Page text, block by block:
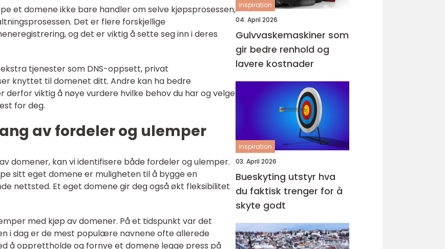
et domene ikke bare handler om selve kjøpsprosessen,
Det er flere forskjellige
og det er viktig å sette seg inn i deres
tjenester som DNS-oppsett, privat
knyttet til domenet ditt. Andre kan ha bedre
viktig å nøye vurdere hvilke behov du har og velge
for deg.
av fordeler og ulemper
domener, kan vi identifisere både fordeler og ulemper.
sitt eget domene er muligheten til å bygge en
nettsted. Et eget domene gir deg også økt fleksibilitet
med kjøp av domener. På et tidspunkt var det
i dag er de mest populære navnene ofte allerede
å opprettholde og fornye et domene legge press på
inspiration
04. April 2026
Gulvvaskemaskiner som
gir bedre renhold og
lavere kostnader
inspiration
03. April 2026
Bueskyting utstyr hva
du faktisk trenger for å
skyte godt